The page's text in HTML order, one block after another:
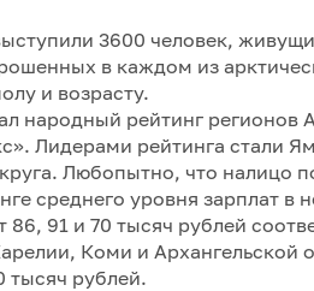
3600 человек,
в каждом из
и возрасту.
народный рейтинг регионов
Лидерами рейтинга стали
Любопытно, что налицо
среднего уровня зарплат в
86, 91 и 70 тысяч рублей
Коми и Архангельской
тысяч рублей.